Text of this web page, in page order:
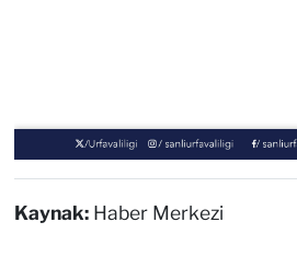
Kaynak: Haber Merkezi